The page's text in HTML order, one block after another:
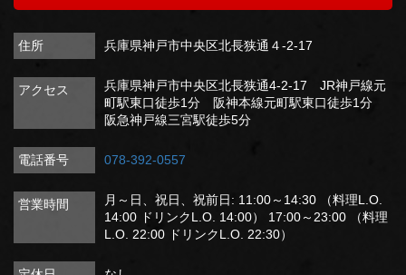
住所 兵庫県神戸市中央区北長狭通４-2-17
アクセス
兵庫県神戸市中央区北長狭通4-2-17 JR神戸線元
町駅東口徒歩1分 阪神本線元町駅東口徒歩1分
阪急神戸線三宮駅徒歩5分
電話番号 078-392-0557
営業時間
月～日、祝日、祝前日: 11:00～14:30 （料理L.O.
14:00 ドリンクL.O. 14:00） 17:00～23:00 （料理
L.O. 22:00 ドリンクL.O. 22:30）